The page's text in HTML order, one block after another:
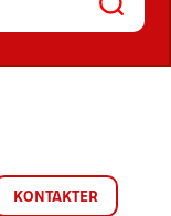
KONTAKTER